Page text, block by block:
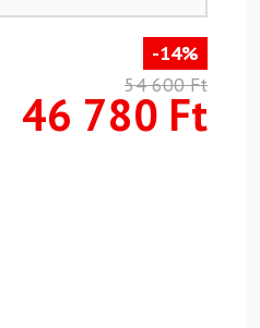
-14%
54 600Ft
46 780 Ft